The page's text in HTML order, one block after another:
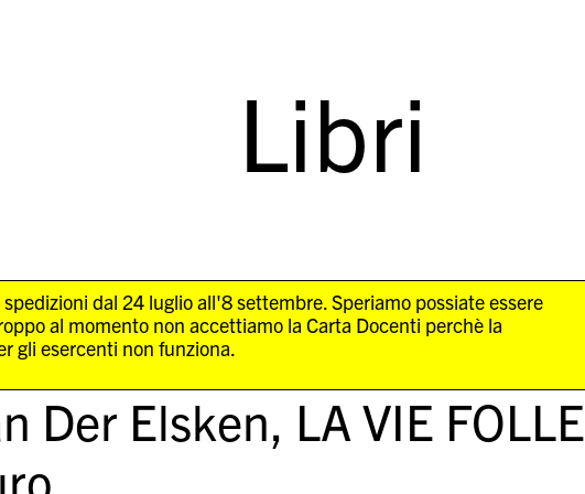
Libri
dal 24 luglio all'8 settembre. Speriamo possiate essere
al momento non accettiamo la Carta Docenti perchè la
gli esercenti non funziona.
Der Elsken, LA VIE FOLLE